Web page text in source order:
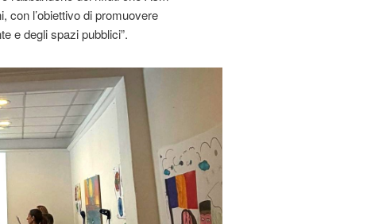
con l’obiettivo di promuovere
e degli spazi pubblici”.